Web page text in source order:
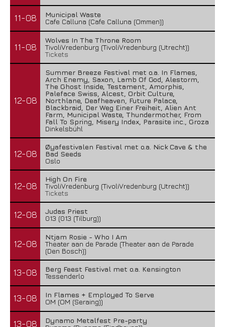
11-08
Municipal Waste
Cafe Calluna (Cafe Calluna (Ommen))
11-08
Wolves In The Throne Room
TivoliVredenburg (TivoliVredenburg (Utrecht))
Tickets
12-08
Summer Breeze Festival met o.a. In Flames,
Arch Enemy, Saxon, Lamb Of God, Alestorm,
The Ghost Inside, Testament, Amorphis,
Paleface Swiss, Alcest, Orbit Culture,
Northlane, Deafheaven, Future Palace,
Blackbraid, Der Weg Einer Freiheit, Alien Ant
Farm, Municipal Waste, Thundermother, From
Fall To Spring, Misery Index, Parasite inc., Groza
Dinkelsbühl
12-08
Øyafestivalen Festival met o.a. Nick Cave & the
Bad Seeds
Oslo
12-08
High On Fire
TivoliVredenburg (TivoliVredenburg (Utrecht))
Tickets
12-08
Judas Priest
013 (013 (Tilburg))
12-08
Ntjam Rosie - Who I Am
Theater aan de Parade (Theater aan de Parade
(Den Bosch))
13-08
Berg Feest Festival met o.a. Kensington
Tessenderlo
13-08
In Flames + Employed To Serve
OM (OM (Seraing))
13-08
Dynamo Metalfest Pre-party